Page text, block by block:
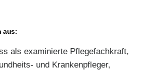
aus:
als examinierte Pflegefachkraft,
und Krankenpfleger,